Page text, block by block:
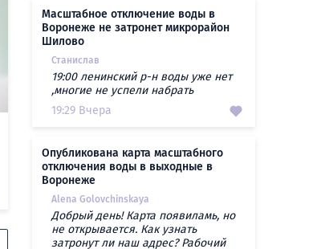
Масштабное отключение воды в
Воронеже не затронет микрорайон
Шилово
Станислав
19:00 ленинский р-н воды уже нет
,многие не успели набрать
19:29 Вчера
Опубликована карта масштабного
отключения воды в выходные в
Воронеже
Alena Golovchinskaya
Добрый день! Карта появиламь, но
не открывается. Как узнать
затронут ли наш адрес? Рабочий